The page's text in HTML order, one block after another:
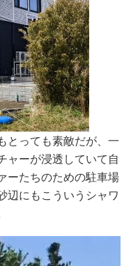
とっても素敵だが、一
ャーが浸透していて自
ーたちのための駐車場
辺にもこういうシャワ